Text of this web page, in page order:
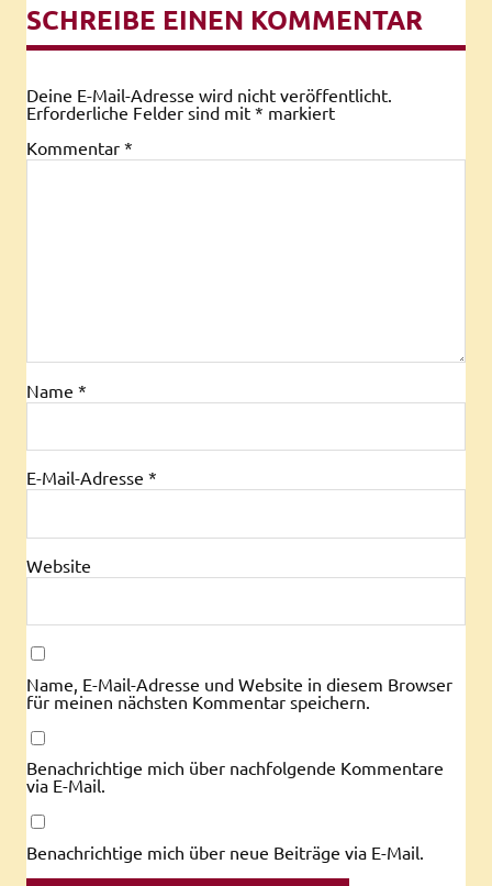
SCHREIBE EINEN KOMMENTAR
Deine E-Mail-Adresse wird nicht veröffentlicht.
Erforderliche Felder sind mit * markiert
Kommentar *
Name *
E-Mail-Adresse *
Website
Name, E-Mail-Adresse und Website in diesem Browser
für meinen nächsten Kommentar speichern.
Benachrichtige mich über nachfolgende Kommentare
via E-Mail.
Benachrichtige mich über neue Beiträge via E-Mail.